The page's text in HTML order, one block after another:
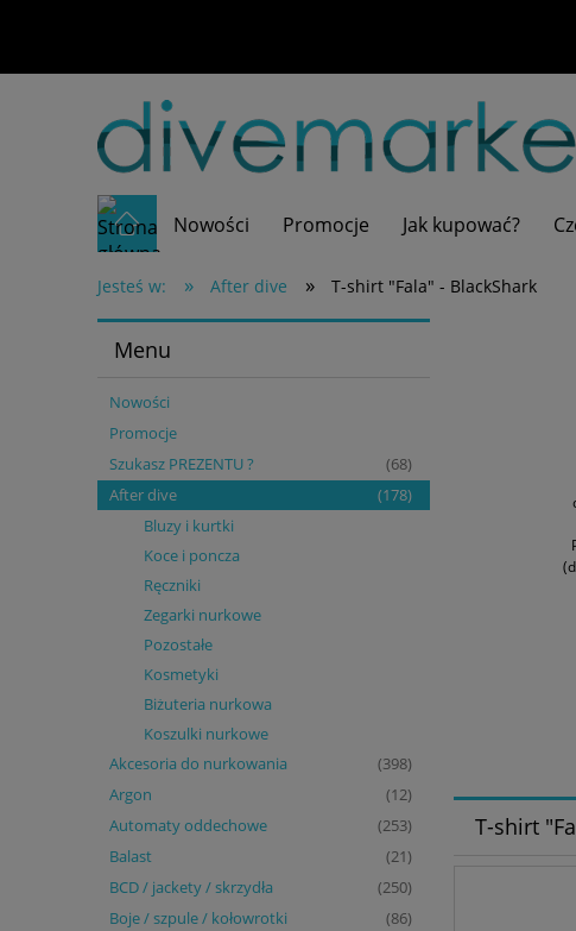
Nowości Promocje Jak kupować?
Jesteś w: » After dive » T-shirt "Fala" - BlackShark
Menu
Nowości
Promocje
Szukasz PREZENTU ?
(68)
After dive (178)
Bluzy i kurtki
Koce i poncza
Ręczniki
Zegarki nurkowe
Pozostałe
Kosmetyki
Biżuteria nurkowa
Koszulki nurkowe
Akcesoria do nurkowania (398)
Argon (12)
Automaty oddechowe (253)
Balast (21)
BCD / jackety / skrzydła (250)
Boje / szpule / kołowrotki (86)
T-shirt